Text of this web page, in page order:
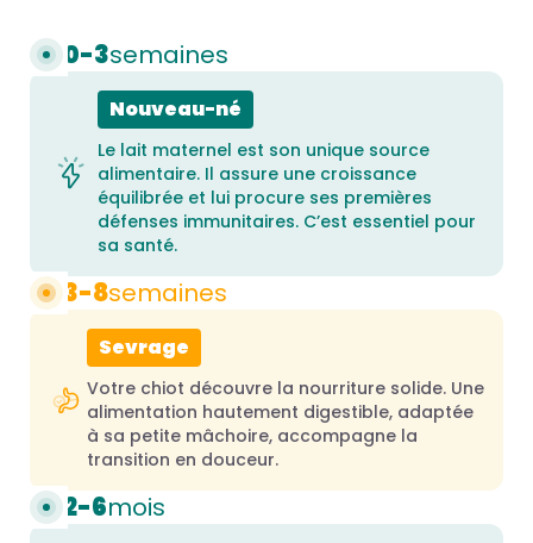
0-3semaines
Nouveau-né
Le lait maternel est son unique source
alimentaire. Il assure une croissance
équilibrée et lui procure ses premières
défenses immunitaires. C’est essentiel pour
sa santé.
3-8semaines
Sevrage
Votre chiot découvre la nourriture solide. Une
alimentation hautement digestible, adaptée
à sa petite mâchoire, accompagne la
transition en douceur.
2-6mois